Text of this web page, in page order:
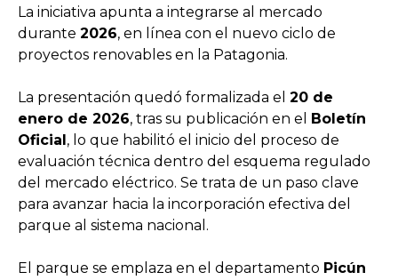
La iniciativa apunta a integrarse al mercado
durante 2026, en línea con el nuevo ciclo de
proyectos renovables en la Patagonia.
La presentación quedó formalizada el 20 de
enero de 2026, tras su publicación en el
Boletín
Oficial , lo que habilitó el inicio del proceso de
evaluación técnica dentro del esquema regulado
del mercado eléctrico. Se trata de un paso clave
para avanzar hacia la incorporación efectiva del
parque al sistema nacional.
El parque se emplaza en el departamento Picún